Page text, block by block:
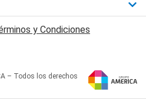
y Condiciones
– Todos los derechos